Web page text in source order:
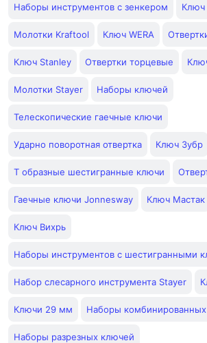
Наборы инструментов с зенкером Ключ
Молотки Kraftool Ключ WERA
Ключ Stanley Отвертки торцевые
Молотки Stayer Наборы ключей
Телескопические гаечные ключи
Ударно поворотная отвертка Ключ Зубр
Т образные шестигранные ключи
Гаечные ключи Jonnesway Ключ Мастак
Ключ Вихрь
Наборы инструментов с шестигранными
Набор слесарного инструмента Stayer
Ключи 29 мм Наборы
Наборы разрезных ключей